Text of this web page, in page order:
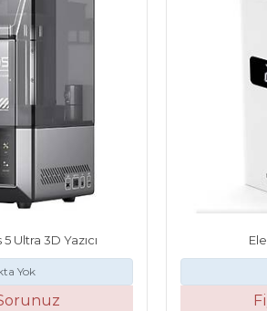
Ultra 3D Yazıcı
Yok